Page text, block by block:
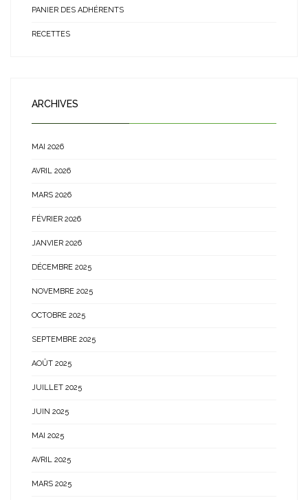
PANIER DES ADHÉRENTS
RECETTES
ARCHIVES
MAI 2026
AVRIL 2026
MARS 2026
FÉVRIER 2026
JANVIER 2026
DÉCEMBRE 2025
NOVEMBRE 2025
OCTOBRE 2025
SEPTEMBRE 2025
AOÛT 2025
JUILLET 2025
JUIN 2025
MAI 2025
AVRIL 2025
MARS 2025